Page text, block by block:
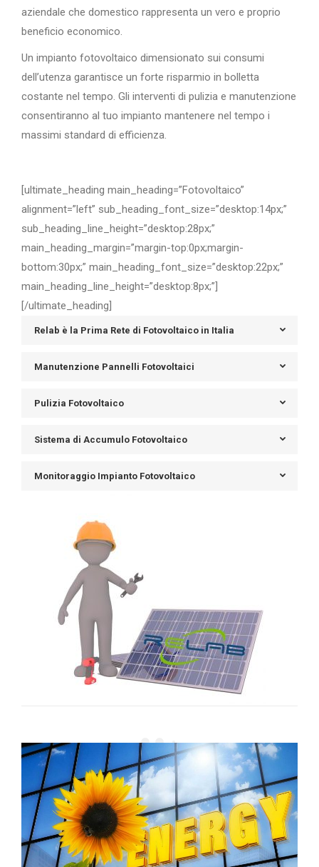
aziendale che domestico rappresenta un vero e proprio
beneficio economico.
Un impianto fotovoltaico dimensionato sui consumi
dell’utenza garantisce un forte risparmio in bolletta
costante nel tempo. Gli interventi di pulizia e manutenzione
consentiranno al tuo impianto mantenere nel tempo i
massimi standard di efficienza.
[ultimate_heading main_heading=”Fotovoltaico”
alignment=”left” sub_heading_font_size=”desktop:14px;”
sub_heading_line_height=”desktop:28px;”
main_heading_margin=”margin-top:0px;margin-
bottom:30px;” main_heading_font_size=”desktop:22px;”
main_heading_line_height=”desktop:8px;”]
[/ultimate_heading]
Relab è la Prima Rete di Fotovoltaico in Italia
Manutenzione Pannelli Fotovoltaici
Pulizia Fotovoltaico
Sistema di Accumulo Fotovoltaico
Monitoraggio Impianto Fotovoltaico